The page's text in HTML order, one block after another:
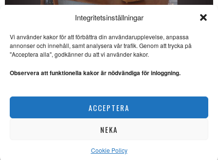
Integritetsinställningar
Vi använder kakor för att förbättra din användarupplevelse, anpassa
annonser och innehåll, samt analysera vår trafik. Genom att trycka på
"Acceptera alla", godkänner du att vi använder kakor.
Observera att funktionella kakor är nödvändiga för inloggning.
ACCEPTERA
NEKA
Cookie Policy
Veckans DDR: Kulinarisk kultur i socialismens namn
SE ÄVEN
Andersson: “Kvalificerad”
Tidöregimens förslag
POLITIK. Patrik Fridlund
vad populism